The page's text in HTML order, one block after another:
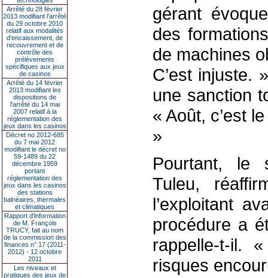
Arrêté du 28 février
2013 modifiant l'arrêté
du 29 octobre 2010
relatif aux modalités
d'encaissement, de
recouvrement et de
contrôle des
prélèvements
spécifiques aux jeux
de casinos
Arrêté du 14 février
2013 modifiant les
dispositions de
l'arrêté du 14 mai
2007 relatif à la
réglementation des
jeux dans les casinos
Décret no 2012-685
du 7 mai 2012
modifiant le décret no
59-1489 du 22
décembre 1959
portant
réglementation des
jeux dans les casinos
des stations
balnéaires, thermales
et climatiques
Rapport d'information
de M. François
TRUCY, fait au nom
de la commission des
finances n° 17 (2011-
2012) - 12 octobre
2011
Les niveaux et
pratiques des jeux de
gérant
des
de machines
C’est injuste.
une sanction
« Août, c’est
»
Pourtant, le
Tuleu,
l’exploitant
procédure a
rappelle-t-il.
risques